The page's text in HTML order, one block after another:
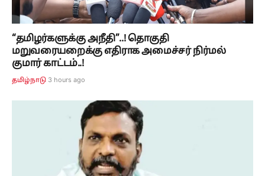
“தமிழர்களுக்கு அநீதி”..! தொகுதி
மறுவரையறைக்கு எதிராக அமைச்சர் நிர்மல்
குமார் காட்டம்..!
தமிழ்நாடு 3 hours ago